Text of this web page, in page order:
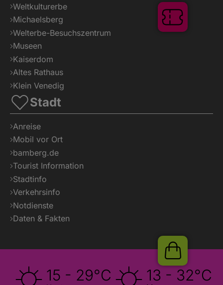
Weltkulturerbe
Michaelsberg
Welterbe-Besuchszentrum
Museen
Kaiserdom
Altes Rathaus
Klein Venedig
Stadt
Anreise
Mobil vor Ort
bamberg.de
Tourist Information
Stadtinfo
Verkehrsinfo
Notdienste
Daten & Fakten
15 - 29°C 13 - 32°C